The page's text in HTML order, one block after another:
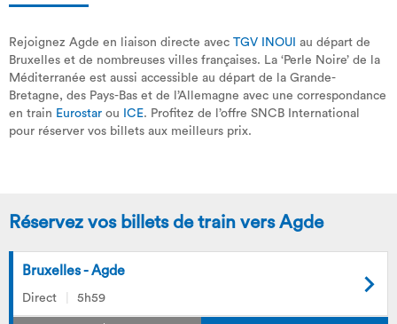
Rejoignez Agde en liaison directe avec TGV INOUI au départ de
Bruxelles et de nombreuses villes françaises. La ‘Perle Noire’ de la
Méditerranée est aussi accessible au départ de la Grande-
Bretagne, des Pays-Bas et de l’Allemagne avec une correspondance
en train Eurostar ou ICE. Profitez de l’offre SNCB International
pour réserver vos billets aux meilleurs prix.
Réservez vos billets de train vers Agde
Bruxelles - Agde
Direct 5h59